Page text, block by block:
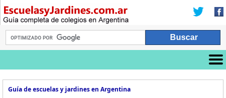
Guía de escuelas y jardines en Argentina